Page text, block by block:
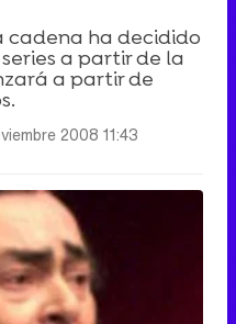
cadena ha decidido
a partir de la
a partir de
2008 11:43